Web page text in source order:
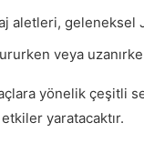
aletleri, geleneksel
veya
yönelik çeşitli
yaratacaktır.